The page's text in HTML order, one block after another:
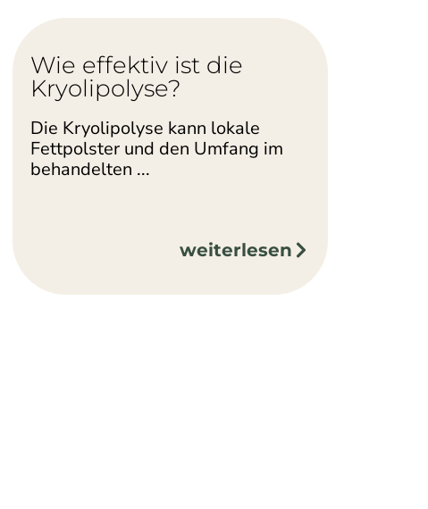
Wie effektiv ist die
Kryolipolyse?
Die Kryolipolyse kann lokale
Fettpolster und den Umfang im
behandelten ...
weiterlesen